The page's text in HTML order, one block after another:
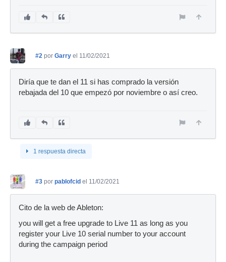
#2 por Garry el 11/02/2021
Diría que te dan el 11 si has comprado la versión
rebajada del 10 que empezó por noviembre o así creo.
1 respuesta directa
#3 por pablofcid el 11/02/2021
Cito de la web de Ableton:
you will get a free upgrade to Live 11 as long as you
register your Live 10 serial number to your account
during the campaign period